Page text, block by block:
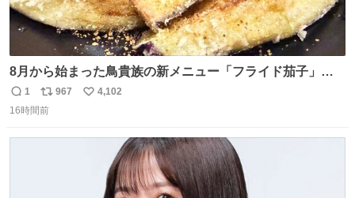
8月から始まった鳥貴族の新メニュー「フライド茄子」が
うますぎでした 信じて……
返
信
1
リ
ポ
967
い
4,102
16時間前